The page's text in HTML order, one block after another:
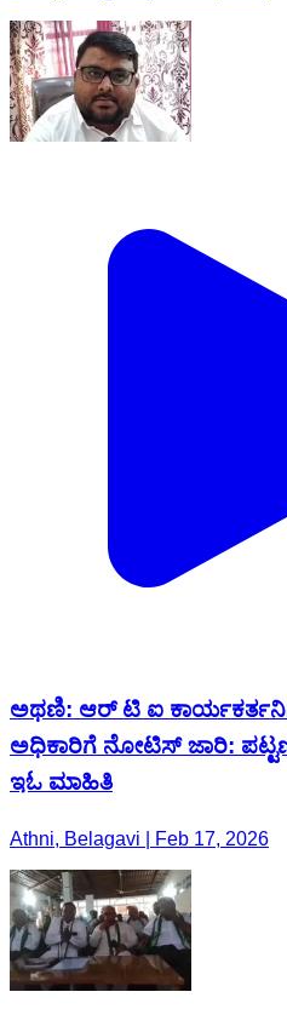
ಅಥಣಿ: ಆರ್ ಟಿ ಐ
ಅಧಿಕಾರಿಗೆ ನೋಟಿಸ್ ಜಾರಿ:
ಇಓ ಮಾಹಿತಿ
Athni, Belagavi | Feb 17, 2026